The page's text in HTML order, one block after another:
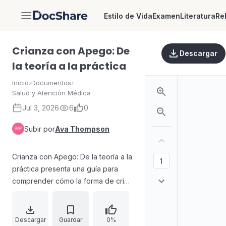
DocShare Estilo de VidaExamenLiteratura
Crianza con Apego: De
la teoría a la práctica
Inicio›Documentos›
Salud y Atención Médica
Jul 3, 2026 6 0
Subir porAva Thompson
Crianza con Apego: De la teoría a la
práctica presenta una guía para
comprender cómo la forma de criar
emocional, físico y psicológico del
niño, apoyándose en la teoría del
Descargar Guardar 0%
Descargar